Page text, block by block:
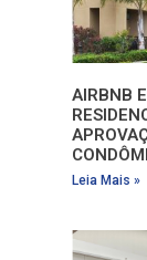
AIRBNB
Leia Mais »